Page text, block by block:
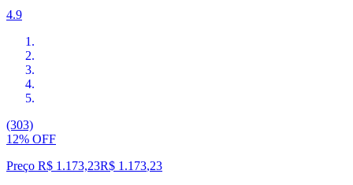
4.9
(303)
12% OFF
Preço R$ 1.173,23R$ 1.173,23